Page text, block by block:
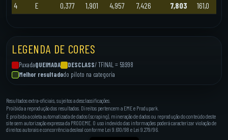
4
E 0,377 1,901 4,957 7,426 7,803 161,0
LEGENDA DE CORES
PuxadaQUEIMADA DESCLASS/ TFINAL = 59.998
Melhor resultadodo piloto na categoria
Resultados extra-oficiais, sujeitos a desclassificações.
Proibida a reprodução dos resultados. Direitos pertencem a EME e Produpark.
É proibida a coleta automatizada de dados (scraping), mineração de dados ou reprodução do conteúdo deste
site sem autorização expressa da PRODEME. O uso indevido das informações poderá caracterizar violação de
direitos autorais e concorrência desleal conforme Lei 9.610/98 e Lei 9.279/96.